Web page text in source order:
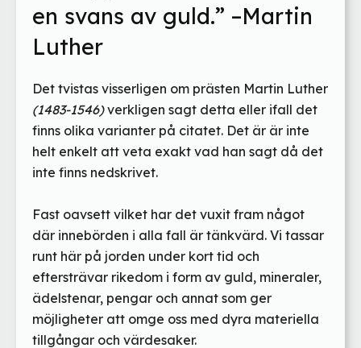
en svans av guld.” –Martin
Luther
Det tvistas visserligen om prästen Martin Luther
(1483-1546)verkligen sagt detta eller ifall det
finns olika varianter på citatet. Det är är inte
helt enkelt att veta exakt vad han sagt då det
inte finns nedskrivet.
Fast oavsett vilket har det vuxit fram något
där innebörden i alla fall är tänkvärd. Vi tassar
runt här på jorden under kort tid och
eftersträvar rikedom i form av guld, mineraler,
ädelstenar, pengar och annat som ger
möjligheter att omge oss med dyra materiella
tillgångar och värdesaker.